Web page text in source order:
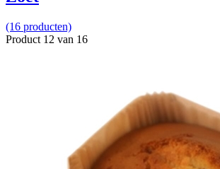
(16 producten)
Product 12 van 16